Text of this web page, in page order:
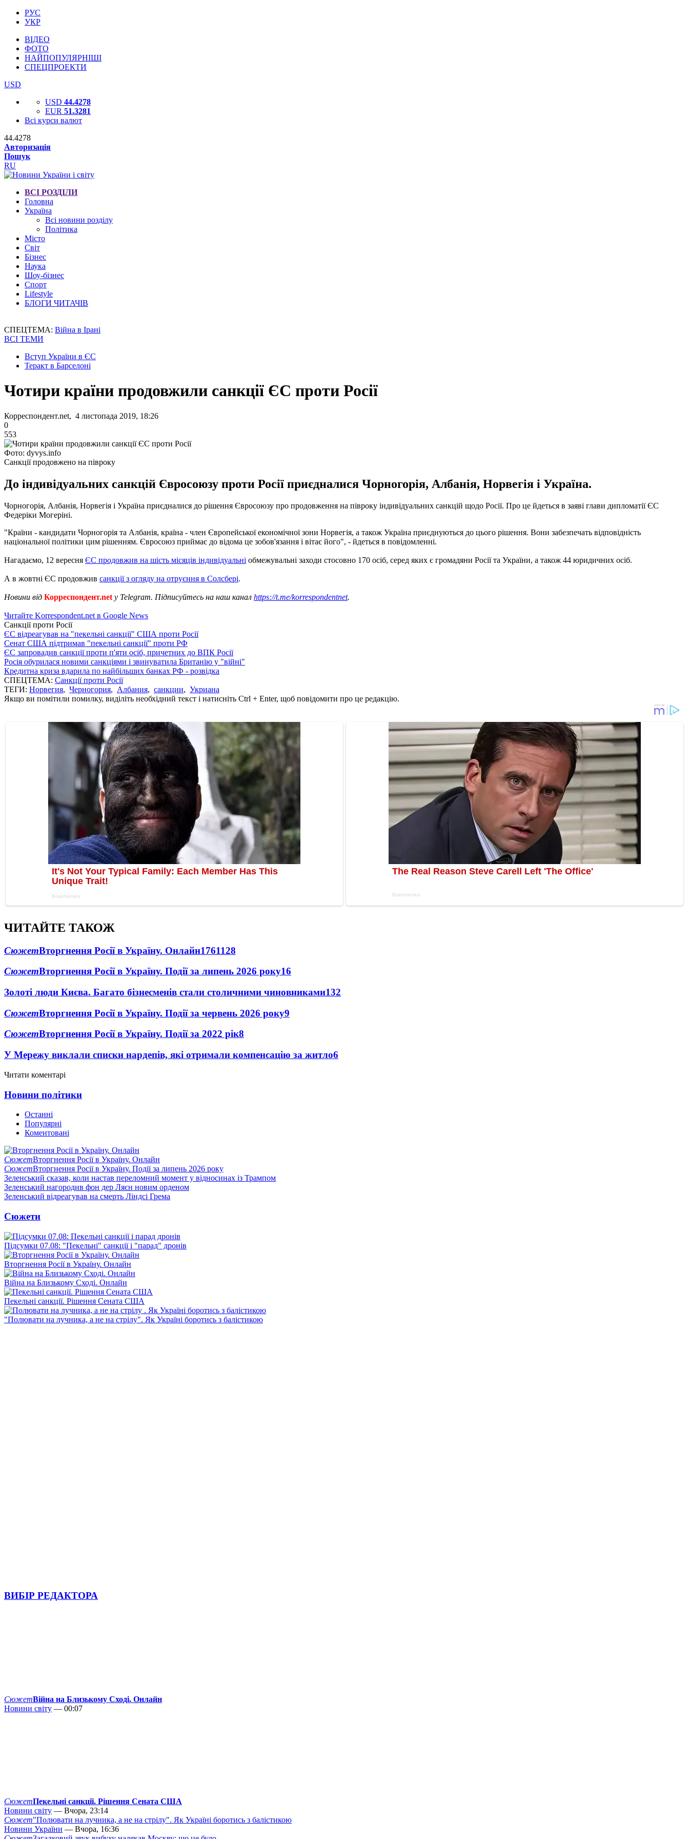
РУС
УКР
ВІДЕО
ФОТО
НАЙПОПУЛЯРНІШІ
СПЕЦПРОЕКТИ
USD
USD 44.4278
EUR 51.3281
Всі курси валют
44.4278
Авторизація
Пошук
RU
ВСІ РОЗДІЛИ
Головна
Україна
Всі новини розділу
Політика
Місто
Світ
Бізнес
Наука
Шоу-бізнес
Спорт
Lifestyle
БЛОГИ ЧИТАЧІВ
СПЕЦТЕМА: Війна в Ірані
ВСІ ТЕМИ
Вступ України в ЄС
Теракт в Барселоні
Чотири країни продовжили санкції ЄС проти Росії
Корреспондент.net, 4 листопада 2019, 18:26
0
553
Фото: dyvys.info
Санкції продовжено на півроку
До індивідуальних санкцій Євросоюзу проти Росії приєдналися Чорногорія, Албанія, Норвегія і Україна.
Чорногорія, Албанія, Норвегія і Україна приєдналися до рішення Євросоюзу про продовження на півроку індивідуальних санкцій щодо Росії. Про це йдеться в заяві глави дипломатії ЄС
Федеріки Могеріні.
"Країни - кандидати Чорногорія та Албанія, країна - член Європейської економічної зони Норвегія, а також Україна приєднуються до цього рішення. Вони забезпечать відповідність
національної політики цим рішенням. Євросоюз приймає до відома це зобов'язання і вітає його", - йдеться в повідомленні.
Нагадаємо, 12 вересня ЄС продовжив на шість місяців індивідуальні обмежувальні заходи стосовно 170 осіб, серед яких є громадяни Росії та України, а також 44 юридичних осіб.
А в жовтні ЄС продовжив санкції з огляду на отруєння в Солсбері.
Новини від Корреспондент.net у Telegram. Підписуйтесь на наш канал https://t.me/korrespondentnet.
Читайте Korrespondent.net в Google News
Санкції проти Росії
ЄС відреагував на "пекельні санкції" США проти Росії
Сенат США підтримав "пекельні санкції" проти РФ
ЄС запровадив санкції проти п'яти осіб, причетних до ВПК Росії
Росія обурилася новими санкціями і звинуватила Британію у "війні"
Кредитна криза вдарила по найбільших банках РФ - розвідка
СПЕЦТЕМА: Санкції проти Росії
ТЕГИ: Норвегия, Черногория, Албания, санкции, Укриана
Якщо ви помітили помилку, виділіть необхідний текст і натисніть Ctrl + Enter, щоб повідомити про це редакцію.
ЧИТАЙТЕ ТАКОЖ
СюжетВторгнення Росії в Україну. Онлайн1761128
СюжетВторгнення Росії в Україну. Події за липень 2026 року16
Золоті люди Києва. Багато бізнесменів стали столичними чиновниками132
СюжетВторгнення Росії в Україну. Події за червень 2026 року9
СюжетВторгнення Росії в Україну. Події за 2022 рік8
У Мережу виклали списки нардепів, які отримали компенсацію за житло6
Читати коментарі
Новини політики
Останні
Популярні
Коментовані
СюжетВторгнення Росії в Україну. Онлайн
СюжетВторгнення Росії в Україну. Події за липень 2026 року
Зеленський сказав, коли настав переломний момент у відносинах із Трампом
Зеленський нагородив фон дер Ляєн новим орденом
Зеленський відреагував на смерть Ліндсі Грема
Сюжети
Підсумки 07.08: "Пекельні" санкції і "парад" дронів
Вторгнення Росії в Україну. Онлайн
Війна на Близькому Сході. Онлайн
Пекельні санкції. Рішення Сената США
"Полювати на лучника, а не на стрілу". Як Україні боротись з балістикою
ВИБІР РЕДАКТОРА
СюжетВійна на Близькому Сході. Онлайн
Новини світу — 00:07
СюжетПекельні санкції. Рішення Сената США
Новини світу — Вчора, 23:14
Сюжет"Полювати на лучника, а не на стрілу". Як Україні боротись з балістикою
Новини України — Вчора, 16:36